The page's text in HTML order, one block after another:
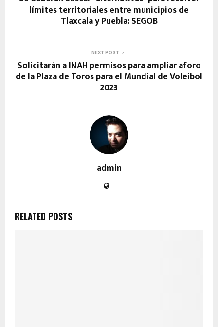
límites territoriales entre municipios de
Tlaxcala y Puebla: SEGOB
NEXT POST
Solicitarán a INAH permisos para ampliar aforo
de la Plaza de Toros para el Mundial de Voleibol
2023
admin
RELATED POSTS